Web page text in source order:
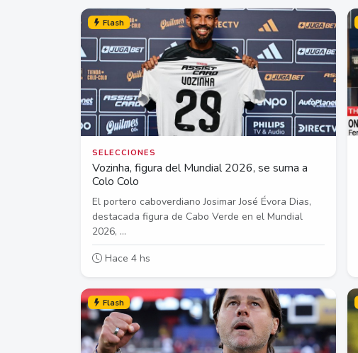
Flash
SELECCIONES
Vozinha, figura del Mundial 2026, se suma a
Colo Colo
El portero caboverdiano Josimar José Évora Dias,
destacada figura de Cabo Verde en el Mundial
2026, ...
Hace 4 hs
Flash